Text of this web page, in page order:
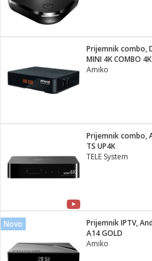
MINI 4K COMBO 4K
Amiko
TS UP4K
TELE System
Novo
A14 GOLD
Amiko